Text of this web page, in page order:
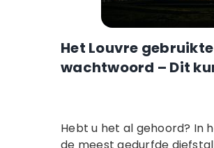
Het Louvre
wachtwoord – Dit
Hebt u het al gehoord? In